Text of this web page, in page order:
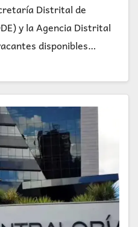
Distrital de
y la Agencia Distrital
disponibles…